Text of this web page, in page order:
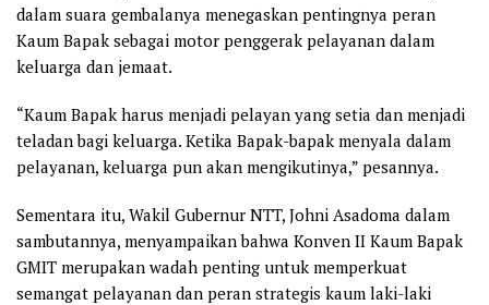
dalam suara gembalanya menegaskan pentingnya peran
Kaum Bapak sebagai motor penggerak pelayanan dalam
keluarga dan jemaat.
“Kaum Bapak harus menjadi pelayan yang setia dan menjadi
teladan bagi keluarga. Ketika Bapak-bapak menyala dalam
pelayanan, keluarga pun akan mengikutinya,” pesannya.
Sementara itu, Wakil Gubernur NTT, Johni Asadoma dalam
sambutannya, menyampaikan bahwa Konven II Kaum Bapak
GMIT merupakan wadah penting untuk memperkuat
semangat pelayanan dan peran strategis kaum laki-laki